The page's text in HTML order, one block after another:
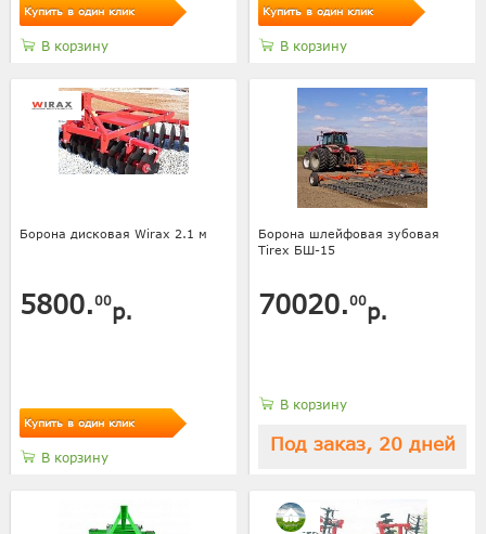
Купить в один клик
В корзину
Купить в один клик
В корзину
Борона дисковая Wirax 2.1 м
5800.00р.
Купить в один клик
В корзину
Борона шлейфовая зубовая
Tirex БШ-15
70020.00р.
В корзину
Под заказ, 20 дней